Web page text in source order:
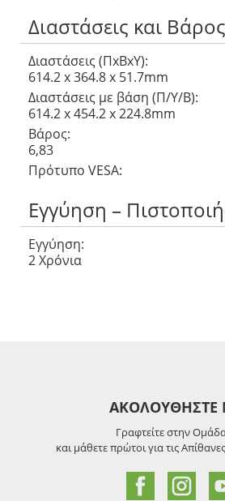
Διαστάσεις και Βάρος
Διαστάσεις (ΠxΒxΥ):
614.2 x 364.8 x 51.7mm
Διαστάσεις με βάση (Π/Υ/Β):
614.2 x 454.2 x 224.8mm
Βάρος:
6,83
Πρότυπο VESA:
Εγγύηση –
Εγγύηση:
2 Χρόνια
ΑΚΟΛΟΥΘΗΣΤΕ
Γραφτείτε στην
και μάθετε πρώτοι για τις